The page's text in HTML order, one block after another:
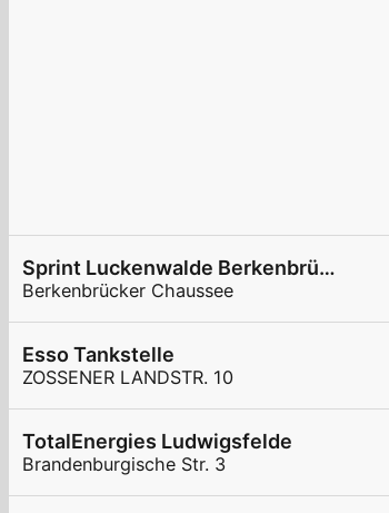
Sprint Luckenwalde Berkenbrücker Chaussee
Berkenbrücker Chaussee
Esso Tankstelle
ZOSSENER LANDSTR. 10
TotalEnergies Ludwigsfelde
Brandenburgische Str. 3